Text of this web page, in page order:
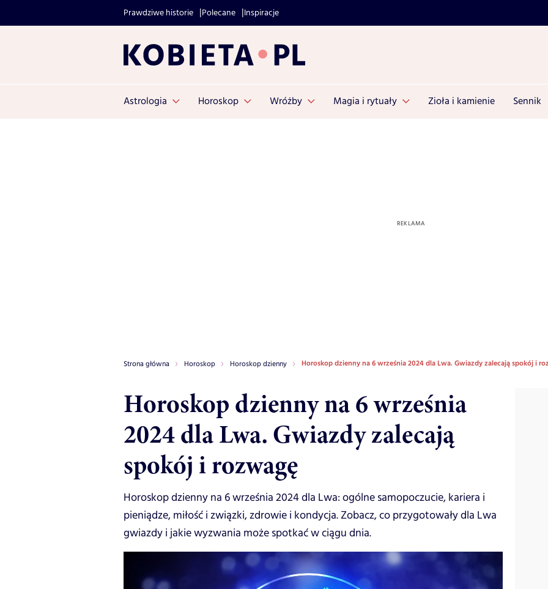
Prawdziwe historie Polecane Inspiracje
Astrologia Horoskop Wróżby Magia i rytuały Zioła i kamienie Sennik
Strona główna Horoskop Horoskop dzienny Horoskop dzienny na 6 września 2024 dla Lwa. Gwiazdy zalecają spokój i
Horoskop dzienny na 6 września
2024 dla Lwa. Gwiazdy zalecają
spokój i rozwagę
Horoskop dzienny na 6 września 2024 dla Lwa: ogólne samopoczucie, kariera i
pieniądze, miłość i związki, zdrowie i kondycja. Zobacz, co przygotowały dla Lwa
gwiazdy i jakie wyzwania może spotkać w ciągu dnia.